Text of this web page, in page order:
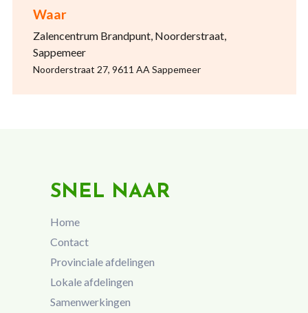
Waar
Zalencentrum Brandpunt, Noorderstraat,
Sappemeer
Noorderstraat 27, 9611 AA Sappemeer
SNEL NAAR
Home
Contact
Provinciale afdelingen
Lokale afdelingen
Samenwerkingen